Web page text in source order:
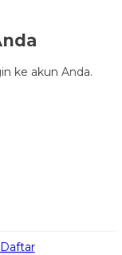
ke akun Anda.
Daftar